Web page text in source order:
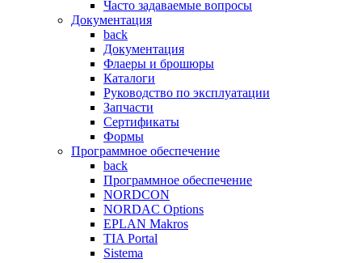
Часто задаваемые вопросы
Документация
back
Документация
Флаеры и брошюры
Каталоги
Руководство по эксплуатации
Запчасти
Сертификаты
Формы
Программное обеспечение
back
Программное обеспечение
NORDCON
NORDAC Options
EPLAN Makros
TIA Portal
Sistema